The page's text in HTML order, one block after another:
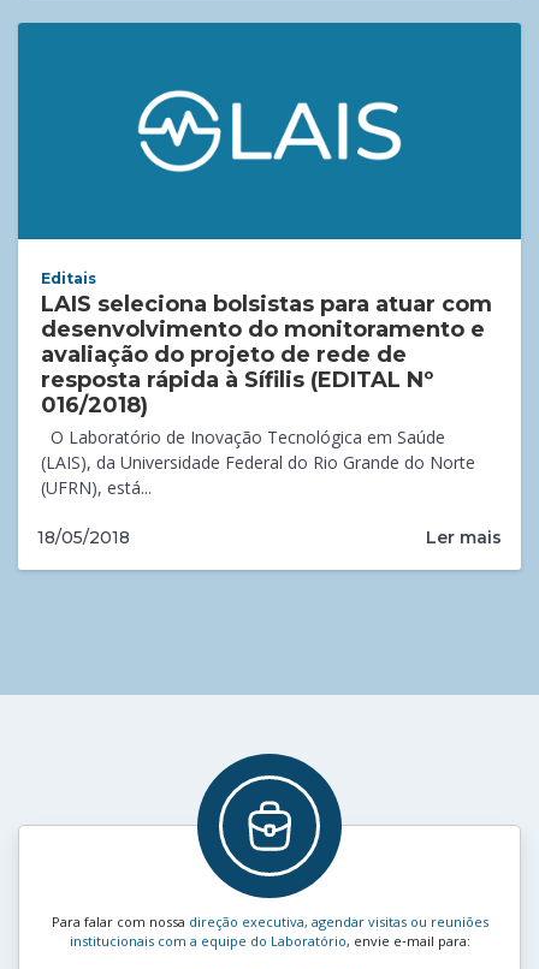
Editais
LAIS seleciona bolsistas para atuar com
desenvolvimento do monitoramento e
avaliação do projeto de rede de
resposta rápida à Sífilis (EDITAL Nº
016/2018)
O Laboratório de Inovação Tecnológica em Saúde
(LAIS), da Universidade Federal do Rio Grande do Norte
(UFRN), está...
18/05/2018 Ler mais
Para falar com nossa direção executiva, agendar visitas ou reuniões
institucionais com a equipe do Laboratório, envie e‑mail para: